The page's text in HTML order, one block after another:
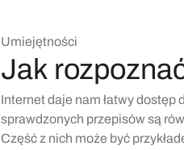
Umiejętności
Jak
Internet daje nam łatwy
sprawdzonych przepisów są
Część z nich może być